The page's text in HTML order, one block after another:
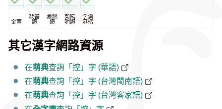
金萱
凝書
體
激燃
體
蘭陽
明體
李漢
港楷
其它漢字網路資源
在萌典查詢「控」字 (華語)
在萌典查詢「控」字 (台灣閩南語)
在萌典查詢「控」字 (台灣客家語)